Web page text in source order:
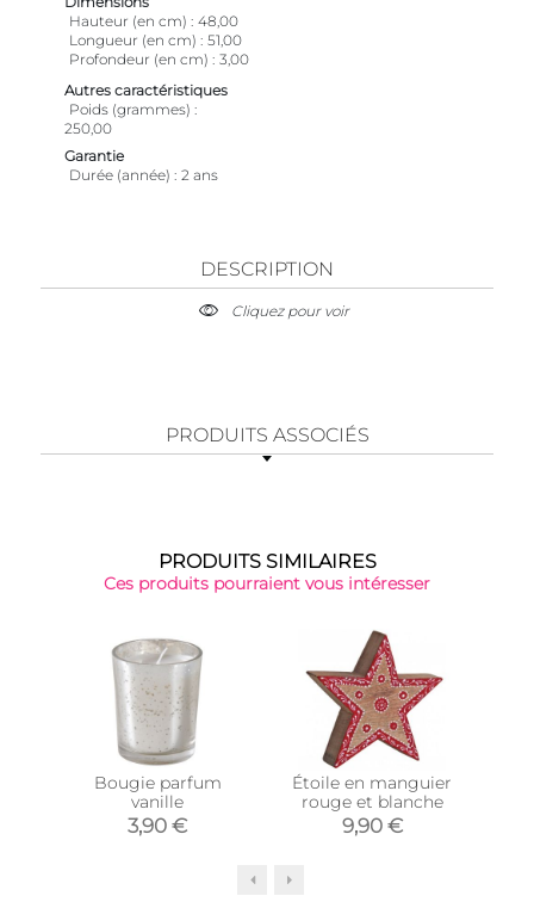
Hauteur (en cm)
48,00
Longueur (en cm)
51,00
Profondeur (en cm)
3,00
Autres caractéristiques
Poids (grammes)
250,00
Garantie
Durée (année)
2 ans
DESCRIPTION
Cliquez pour voir
PRODUITS ASSOCIÉS
PRODUITS SIMILAIRES
Ces produits pourraient vous intéresser
Bougie parfum
vanille
3,90 €
Étoile en manguier
rouge et blanche
9,90 €